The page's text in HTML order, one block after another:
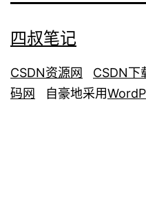
四叔笔记
CSDN资源网 CSDN下
码网 自豪地采用